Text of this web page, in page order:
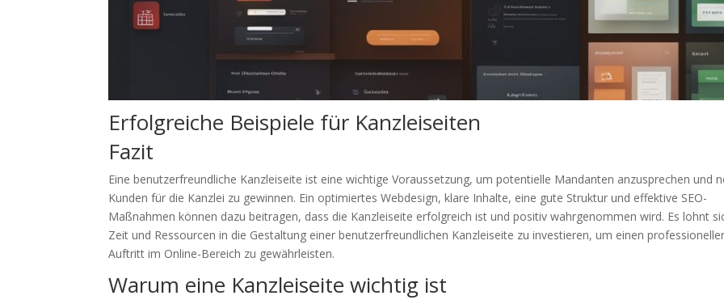
Erfolgreiche Beispiele für Kanzleiseiten
Fazit
Eine benutzerfreundliche Kanzleiseite ist eine wichtige Voraussetzung, um potentielle Mandanten anzusprechen und
Kunden für die Kanzlei zu gewinnen. Ein optimiertes Webdesign, klare Inhalte, eine gute Struktur und effektive SEO-
Maßnahmen können dazu beitragen, dass die Kanzleiseite erfolgreich ist und positiv wahrgenommen wird. Es lohnt
Zeit und Ressourcen in die Gestaltung einer benutzerfreundlichen Kanzleiseite zu investieren, um einen
Auftritt im Online-Bereich zu gewährleisten.
Warum eine Kanzleiseite wichtig ist